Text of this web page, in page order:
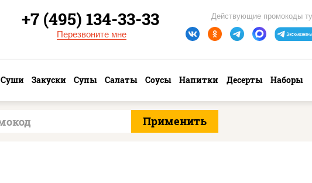
Действующие промокоды
+7 (495) 134-33-33
Перезвоните мне
Суши Закуски Супы Салаты Соусы Напитки Десерты Наборы